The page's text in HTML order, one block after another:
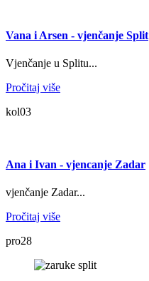
Vana i Arsen - vjenčanje Split
Vjenčanje u Splitu...
Pročitaj više
kol03
Ana i Ivan - vjencanje Zadar
vjenčanje Zadar...
Pročitaj više
pro28